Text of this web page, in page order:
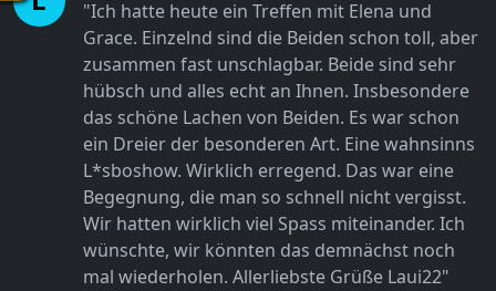
"Ich hatte heute ein Treffen mit Elena und
Grace. Einzelnd sind die Beiden schon toll, aber
zusammen fast unschlagbar. Beide sind sehr
hübsch und alles echt an Ihnen. Insbesondere
das schöne Lachen von Beiden. Es war schon
ein Dreier der besonderen Art. Eine wahnsinns
L*sboshow. Wirklich erregend. Das war eine
Begegnung, die man so schnell nicht vergisst.
Wir hatten wirklich viel Spass miteinander. Ich
wünschte, wir könnten das demnächst noch
mal wiederholen. Allerliebste Grüße Laui22"